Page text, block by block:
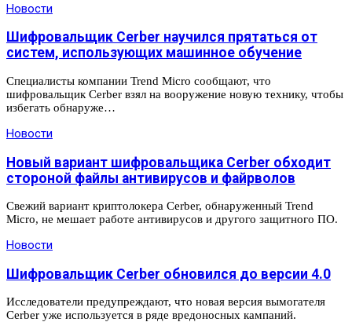
Новости
Шифровальщик Cerber научился прятаться от
систем, использующих машинное обучение
Специалисты компании Trend Micro сообщают, что
шифровальщик Cerber взял на вооружение новую технику, чтобы
избегать обнаруже…
Новости
Новый вариант шифровальщика Cerber обходит
стороной файлы антивирусов и файрволов
Свежий вариант криптолокера Cerber, обнаруженный Trend
Micro, не мешает работе антивирусов и другого защитного ПО.
Новости
Шифровальщик Cerber обновился до версии 4.0
Исследователи предупреждают, что новая версия вымогателя
Cerber уже используется в ряде вредоносных кампаний.